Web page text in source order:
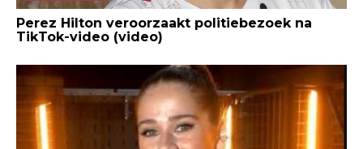
Perez Hilton veroorzaakt politiebezoek na
TikTok-video (video)